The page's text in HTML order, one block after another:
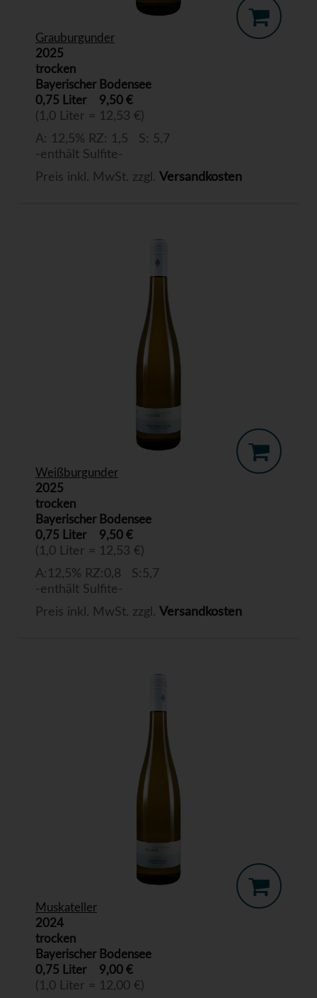
Grauburgunder
2025
trocken
Bayerischer Bodensee
0,75 Liter
9,50 €
(1,0 Liter = 12,53 €)
A: 12,5% RZ: 1,5 S: 5,7
-enthält Sulfite-
Preis inkl. MwSt. zzgl. Versandkosten
Weißburgunder
2025
trocken
Bayerischer Bodensee
0,75 Liter
9,50 €
(1,0 Liter = 12,53 €)
A:12,5% RZ:0,8 S:5,7
-enthält Sulfite-
Preis inkl. MwSt. zzgl. Versandkosten
Muskateller
2024
trocken
Bayerischer Bodensee
0,75 Liter
9,00 €
(1,0 Liter = 12,00 €)